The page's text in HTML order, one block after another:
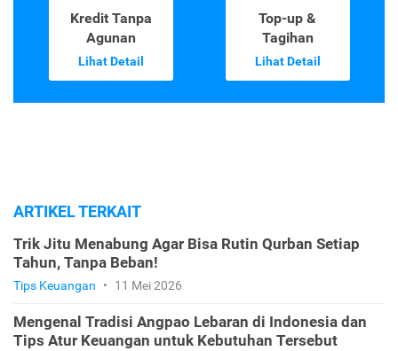
Kredit Tanpa
Agunan
Lihat Detail
Top-up &
Tagihan
Lihat Detail
ARTIKEL TERKAIT
Trik Jitu Menabung Agar Bisa Rutin Qurban Setiap
Tahun, Tanpa Beban!
Tips Keuangan • 11 Mei 2026
Mengenal Tradisi Angpao Lebaran di Indonesia dan
Tips Atur Keuangan untuk Kebutuhan Tersebut